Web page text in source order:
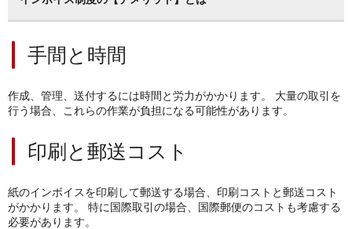
手間と時間
作成、管理、送付するには時間と労力がかかります。
大量の取引を
行う場合、これらの作業が負担になる可能性があります。
印刷と郵送コスト
紙のインボイスを印刷して郵送する場合、印刷コストと郵送コスト
がかかります。
特に国際取引の場合、国際郵便のコストも考慮する
必要があります。